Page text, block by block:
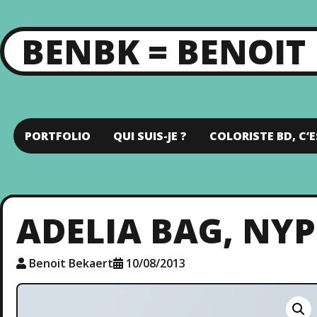
PORTFOLIO QUI SUIS-JE ? COLORISTE BD,
BENBK = BENOIT
ADELIA BAG,
Benoit Bekaert 10/08/2013